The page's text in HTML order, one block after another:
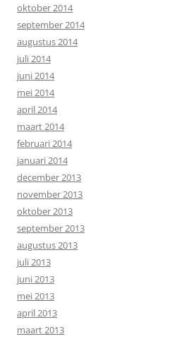
oktober 2014
september 2014
augustus 2014
juli 2014
juni 2014
mei 2014
april 2014
maart 2014
februari 2014
januari 2014
december 2013
november 2013
oktober 2013
september 2013
augustus 2013
juli 2013
juni 2013
mei 2013
april 2013
maart 2013